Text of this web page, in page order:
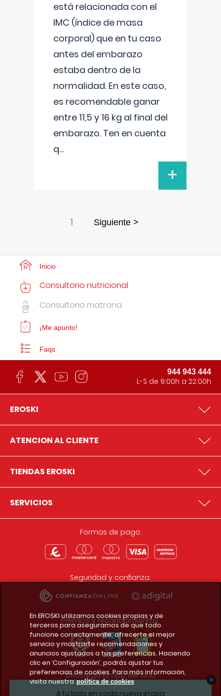
está relacionada con el
IMC (índice de masa
corporal) que en tu caso
antes del embarazo
estaba dentro de la
normalidad. En este caso,
es recomendable ganar
entre 11,5 y 16 kg al final del
embarazo. Ten en cuenta
q...
+
1 Siguiente >
A tu lado en cada nueva etapa
Inicio
Consultorio nutricional
Consultorio matrona
¡Me apunto!
Faqs
944 943 444
L-S de 9:00h a 22:00h
EROSKI
ATENCION AL CLIENTE
TIENDAS EROSKI
SERVICIOS
Formas de pago:
Seguridad y confianza:
Premios y reconocimientos:
Descarga la app del club
En EROSKI utilizamos cookies propias y de
terceros para asegurarnos de que todo
funcione correctamente, ofrecerte el mejor
servicio y mostrarte recomendaciones y
anuncios ajustados a tus preferencias. Haciendo
clic en ‘Configuración’, podrás ajustar tus
preferencias de cookies. Para más información,
visita nuestra política de cookies